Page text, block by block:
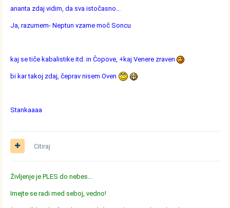
ananta zdaj vidim, da sva istočasno...
Ja, razumem- Neptun vzame moč Soncu
kaj se tiče kabalistike itd. in Čopove, +kaj Venere zraven
bi kar takoj zdaj, čeprav nisem Oven
Stankaaaa
Citiraj
Življenje je PLES do nebes...
Imejte se radi med seboj, vedno!